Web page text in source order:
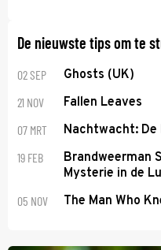
De nieuwste tips om te
02 SEP Ghosts (UK)
21 NOV Fallen Leaves
07 MRT Nachtwacht: De
19 FEB
Brandweerman
Mysterie in de
05 NOV The Man Who